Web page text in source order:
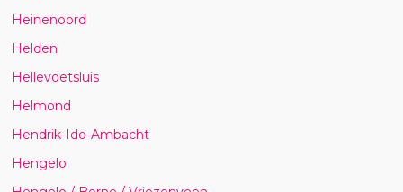
Heinenoord
Helden
Hellevoetsluis
Helmond
Hendrik-Ido-Ambacht
Hengelo